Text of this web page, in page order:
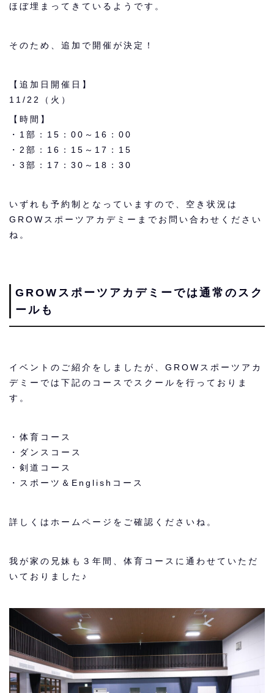
ほぼ埋まってきているようです。
そのため、追加で開催が決定！
【追加日開催日】
11/22（火）
【時間】
・1部：15：00～16：00
・2部：16：15～17：15
・3部：17：30～18：30
いずれも予約制となっていますので、空き状況は
GROWスポーツアカデミーまでお問い合わせください
ね。
GROWスポーツアカデミーでは通常のスク
ールも
イベントのご紹介をしましたが、GROWスポーツアカ
デミーでは下記のコースでスクールを行っておりま
す。
・体育コース
・ダンスコース
・剣道コース
・スポーツ＆Englishコース
詳しくはホームページをご確認くださいね。
我が家の兄妹も３年間、体育コースに通わせていただ
いておりました♪